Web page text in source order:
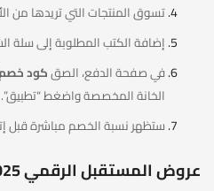
تسوق المنتجات التي تريدها من
إضافة الكتب المطلوبة إلى سلة
في صفحة الدفع، الصقكود
الخانة المخصصة واضغط “تطبيق”.
ستظهر نسبة الخصم مباشرة قبل
عروض المستقبل الرقمي 2025